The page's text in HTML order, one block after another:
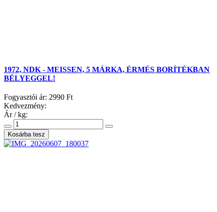
1972, NDK - MEISSEN, 5 MÁRKA, ÉRMÉS BORÍTÉKBAN
BÉLYEGGEL!
Fogyasztói ár: 2990 Ft
Kedvezmény:
Ár / kg: